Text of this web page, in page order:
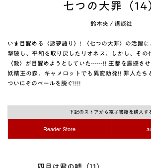
七つの大罪（14
鈴木央 / 講談社
いま目醒める〈悪夢語り〉! 〈七つの大罪〉の活躍に
撃破し、平和を取り戻したリオネス。しかし、その
〈敵〉が目醒めようとしていた……!! 王都を震撼さ
妖精王の森、キャメロットでも異変勃発!! 罪人たち
ついにそのベールを脱ぐ!!!!
下記のストアから電子書籍を購入す
Reader Store